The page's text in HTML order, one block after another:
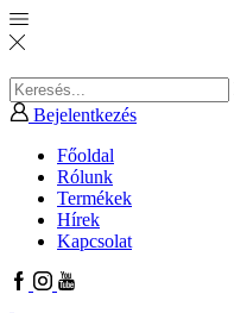
Search
inputBejelentkezés
Főoldal
Rólunk
Termékek
Hírek
Kapcsolat
Facebook
Instagram
Youtube